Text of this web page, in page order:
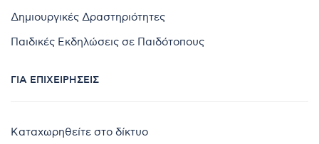
Δημιουργικές Δραστηριότητες
Παιδικές Εκδηλώσεις σε Παιδότοπους
ΓΙΑ ΕΠΙΧΕΙΡΉΣΕΙΣ
Καταχωρηθείτε στο δίκτυο